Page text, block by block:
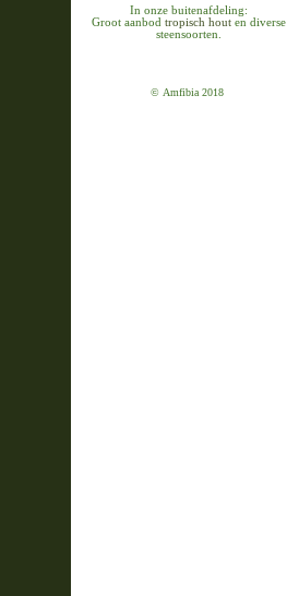
In onze buitenafdeling:
Groot aanbod tropisch hout en diverse
steensoorten.
© Amfibia 2018